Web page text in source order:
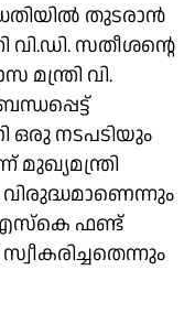
തുടരാൻ
വി.ഡി. സതീശന്റെ
മന്ത്രി വി.
ഒരു നടപടിയും
മുഖ്യമന്ത്രി
ഫണ്ട്